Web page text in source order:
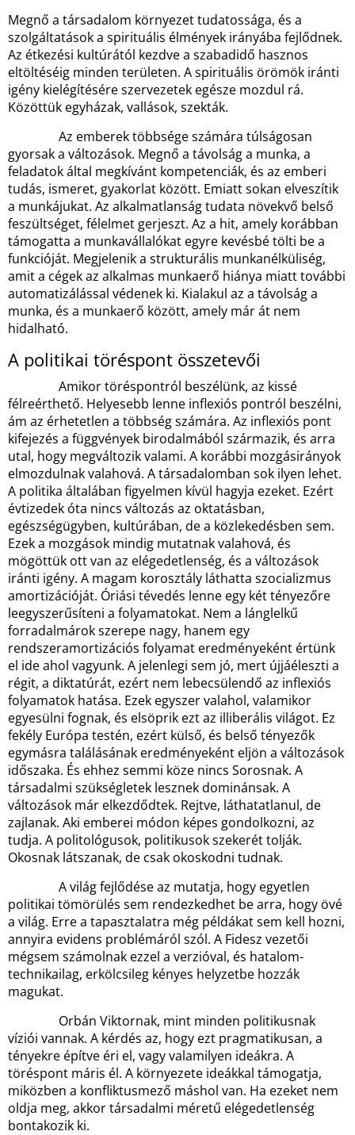
Megnő a társadalom környezet tudatossága, és a
szolgáltatások a spirituális élmények irányába fejlődnek.
Az étkezési kultúrától kezdve a szabadidő hasznos
eltöltéséig minden területen. A spirituális örömök iránti
igény kielégítésére szervezetek egésze mozdul rá.
Közöttük egyházak, vallások, szekták.
Az emberek többsége számára túlságosan
gyorsak a változások. Megnő a távolság a munka, a
feladatok által megkívánt kompetenciák, és az emberi
tudás, ismeret, gyakorlat között. Emiatt sokan elveszítik
a munkájukat. Az alkalmatlanság tudata növekvő belső
feszültséget, félelmet gerjeszt. Az a hit, amely korábban
támogatta a munkavállalókat egyre kevésbé tölti be a
funkcióját. Megjelenik a strukturális munkanélküliség,
amit a cégek az alkalmas munkaerő hiánya miatt további
automatizálással védenek ki. Kialakul az a távolság a
munka, és a munkaerő között, amely már át nem
hidalható.
A politikai töréspont összetevői
Amikor töréspontról beszélünk, az kissé
félreérthető. Helyesebb lenne inflexiós pontról beszélni,
ám az érhetetlen a többség számára. Az inflexiós pont
kifejezés a függvények birodalmából származik, és arra
utal, hogy megváltozik valami. A korábbi mozgásirányok
elmozdulnak valahová. A társadalomban sok ilyen lehet.
A politika általában figyelmen kívül hagyja ezeket. Ezért
évtizedek óta nincs változás az oktatásban,
egészségügyben, kultúrában, de a közlekedésben sem.
Ezek a mozgások mindig mutatnak valahová, és
mögöttük ott van az elégedetlenség, és a változások
iránti igény. A magam korosztály láthatta szocializmus
amortizációját. Óriási tévedés lenne egy két tényezőre
leegyszerűsíteni a folyamatokat. Nem a lánglelkű
forradalmárok szerepe nagy, hanem egy
rendszeramortizációs folyamat eredményeként értünk
el ide ahol vagyunk. A jelenlegi sem jó, mert újjáéleszti a
régit, a diktatúrát, ezért nem lebecsülendő az inflexiós
folyamatok hatása. Ezek egyszer valahol, valamikor
egyesülni fognak, és elsöprik ezt az illiberális világot. Ez
fekély Európa testén, ezért külső, és belső tényezők
egymásra találásának eredményeként eljön a változások
időszaka. És ehhez semmi köze nincs Sorosnak. A
társadalmi szükségletek lesznek dominánsak. A
változások már elkezdődtek. Rejtve, láthatatlanul, de
zajlanak. Aki emberei módon képes gondolkozni, az
tudja. A politológusok, politikusok szekerét tolják.
Okosnak látszanak, de csak okoskodni tudnak.
A világ fejlődése az mutatja, hogy egyetlen
politikai tömörülés sem rendezkedhet be arra, hogy övé
a világ. Erre a tapasztalatra még példákat sem kell hozni,
annyira evidens problémáról szól. A Fidesz vezetői
mégsem számolnak ezzel a verzióval, és hatalom-
technikailag, erkölcsileg kényes helyzetbe hozzák
magukat.
Orbán Viktornak, mint minden politikusnak
víziói vannak. A kérdés az, hogy ezt pragmatikusan, a
tényekre építve éri el, vagy valamilyen ideákra. A
töréspont máris él. A környezete ideákkal támogatja,
miközben a konfliktusmező máshol van. Ha ezeket nem
oldja meg, akkor társadalmi méretű elégedetlenség
bontakozik ki.